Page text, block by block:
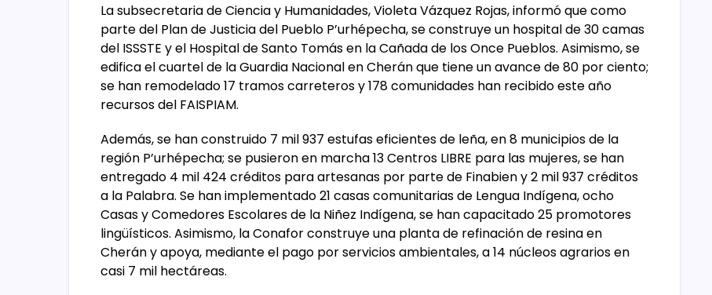
La subsecretaria de Ciencia y Humanidades, Violeta Vázquez Rojas, informó que como
parte del Plan de Justicia del Pueblo P’urhépecha, se construye un hospital de 30 camas
del ISSSTE y el Hospital de Santo Tomás en la Cañada de los Once Pueblos. Asimismo, se
edifica el cuartel de la Guardia Nacional en Cherán que tiene un avance de 80 por ciento;
se han remodelado 17 tramos carreteros y 178 comunidades han recibido este año
recursos del FAISPIAM.
Además, se han construido 7 mil 937 estufas eficientes de leña, en 8 municipios de la
región P’urhépecha; se pusieron en marcha 13 Centros LIBRE para las mujeres, se han
entregado 4 mil 424 créditos para artesanas por parte de Finabien y 2 mil 937 créditos
a la Palabra. Se han implementado 21 casas comunitarias de Lengua Indígena, ocho
Casas y Comedores Escolares de la Niñez Indígena, se han capacitado 25 promotores
lingüísticos. Asimismo, la Conafor construye una planta de refinación de resina en
Cherán y apoya, mediante el pago por servicios ambientales, a 14 núcleos agrarios en
casi 7 mil hectáreas.